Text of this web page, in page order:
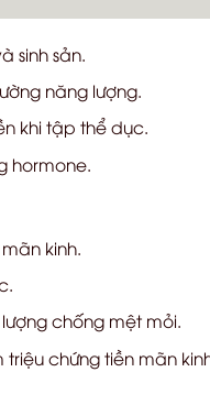
sinh sản.
năng lượng.
khi tập thể dục.
hormone.
kinh.
chống mệt mỏi.
chứng tiền mãn